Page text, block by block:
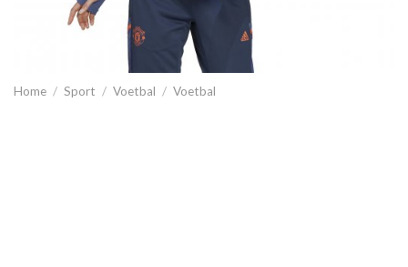
Home / Sport / Voetbal / Voetbal